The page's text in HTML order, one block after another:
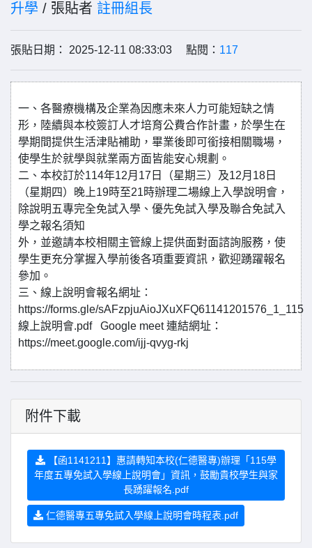
升學 / 張貼者 註冊組長
張貼日期： 2025-12-11 08:33:03 點閱： 117
一、各醫療機構及企業為因應未來人力可能短缺之情
形，陸續與本校簽訂人才培育公費合作計畫，於學生在
學期間提供生活津貼補助，畢業後即可銜接相關職場，
使學生於就學與就業兩方面皆能安心規劃。
二、本校訂於114年12月17日（星期三）及12月18日
（星期四）晚上19時至21時辦理二場線上入學說明會，
除說明五專完全免試入學、優先免試入學及聯合免試入
學之報名須知
外，並邀請本校相關主管線上提供面對面諮詢服務，使
學生更充分掌握入學前後各項重要資訊，歡迎踴躍報名
參加。
三、線上說明會報名網址：
https://forms.gle/sAFzpjuAioJXuXFQ61141201576_1_115
線上說明會.pdf Google meet 連結網址：
https://meet.google.com/ijj-qvyg-rkj
附件下載
【函1141211】惠請轉知本校(仁德醫專)辦理「115學
年度五專免試入學線上說明會」資訊，鼓勵貴校學生與家
長踴躍報名.pdf
仁德醫專五專免試入學線上說明會時程表.pdf